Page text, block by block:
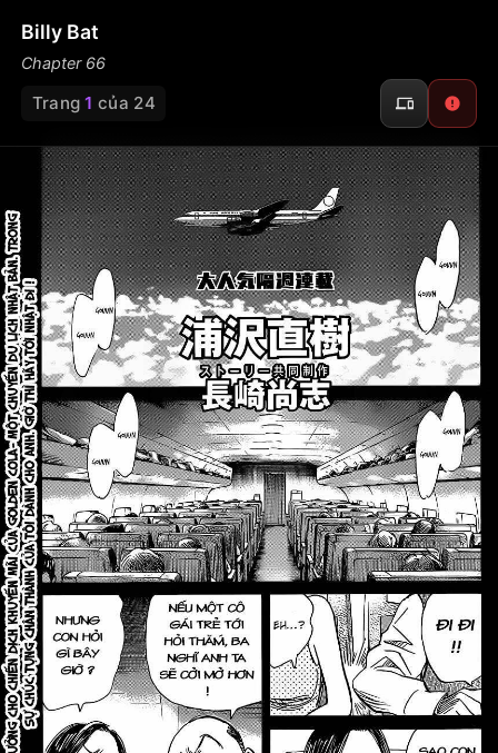
Billy Bat
Chapter 66
Trang1 của 24